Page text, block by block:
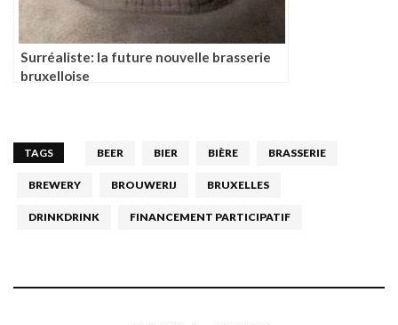
Surréaliste: la future nouvelle brasserie
bruxelloise
TAGS BEER BIER BIÈRE BRASSERIE
BREWERY BROUWERIJ BRUXELLES
DRINKDRINK FINANCEMENT PARTICIPATIF